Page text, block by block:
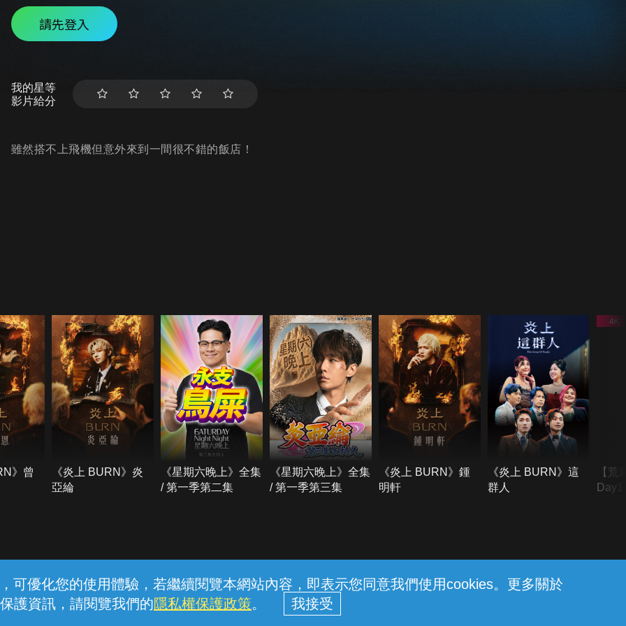
可優化您的使用體驗，若繼續閱覽本網站內容，即表示您同意我們使用cookies。更多關於
護資訊，請閱覽我們的隱私權保護政策。
請先登入
我的星等
影片給分
雖然搭不上飛機但意外來到一間很不錯的飯店！
》曾
《炎上 BURN》炎
亞綸
《星期六晚上》全集
/ 第一季第二集
《星期六晚上》全集
/ 第一季第三集
《炎上 BURN》鍾
明軒
《炎上 BURN》這
群人
【荒
線上客服 服務條款 隱私權保護
中華電信股份有限公司個人家庭分公司 (統一編號：96979949) © 2026